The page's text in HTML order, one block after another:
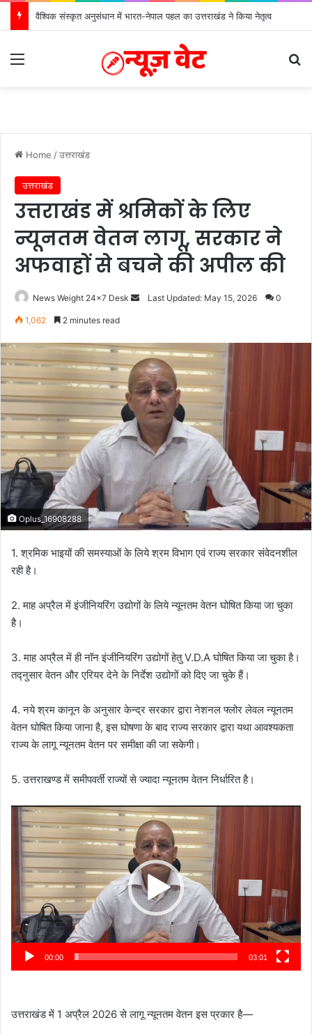
वैश्विक संस्कृत अनुसंधान में भारत-नेपाल पहल का उत्तराखंड ने किया नेतृत्व
Home /उत्तराखंड
उत्तराखंड
उत्तराखंड में श्रमिकों के लिए
न्यूनतम वेतन लागू, सरकार ने
अफवाहों से बचने की अपील की
News Weight 24x7 Desk
d
a
n
e
a
i
Last Updated: May 15, 2026 0
1,062 2 minutes read
Oplus_16908288
1. श्रमिक भाइयों की समस्याओं के लिये श्रम विभाग एवं राज्य सरकार संवेदनशील
रही है।
2. माह अप्रैल में इंजीनियरिंग उद्योगों के लिये न्यूनतम वेतन घोषित किया जा चुका
है।
3. माह अप्रैल में ही नॉन इंजीनियरिंग उद्योगों हेतु V.D.A घोषित किया जा चुका है।
तद्नुसार वेतन और एरियर देने के निर्देश उद्योगों को दिए जा चुके हैं।
4. नये श्रम कानून के अनुसार केन्द्र सरकार द्वारा नेशनल फ्लोर लेवल न्यूनतम
वेतन घोषित किया जाना है, इस घोषणा के बाद राज्य सरकार द्वारा यथा आवश्यकता
राज्य के लागू न्यूनतम वेतन पर समीक्षा की जा सकेगी।
5. उत्तराखण्ड में समीपवर्ती राज्यों से ज्यादा न्यूनतम वेतन निर्धारित है।
Video
Player
00:00 03:01
उत्तराखंड में 1 अप्रैल 2026 से लागू न्यूनतम वेतन इस प्रकार है—